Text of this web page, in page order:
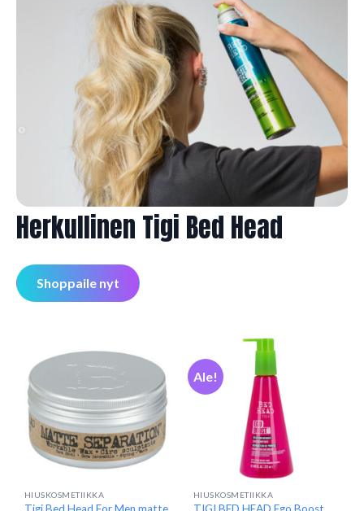
Herkullinen Tigi Bed Head
Shoppaile nyt
HIUSKOSMETIIKKA
Ale!
HIUSKOSMETIIKKA